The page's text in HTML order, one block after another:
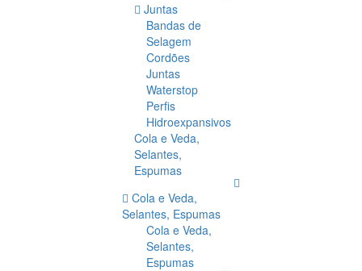
Juntas
Bandas de
Selagem
Cordões
Juntas
Waterstop
Perfis
Hidroexpansivos
Cola e Veda,
Selantes,
Espumas
Cola e Veda,
Selantes, Espumas
Cola e Veda,
Selantes,
Espumas